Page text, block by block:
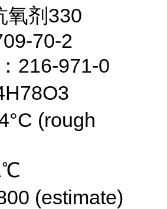
氧剂330
70-2
216-971-0
(rough
(estimate)